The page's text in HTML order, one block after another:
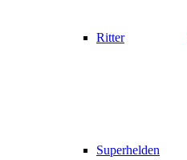
Ritter
Superhelden